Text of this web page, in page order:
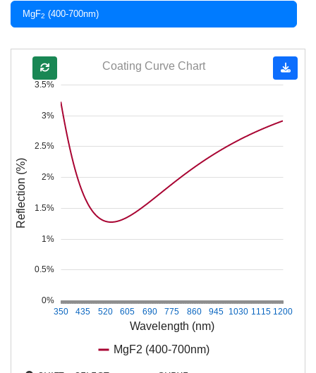
MgF2 (400-700nm)
Wavelength (nm)
350 435 520 605 690 775 860 945 1030 1115 1200
0%
0.5%
1%
1.5%
2%
2.5%
3%
3.5%
Reflection (%)
Coating Curve Chart
MgF2 (400-700nm)